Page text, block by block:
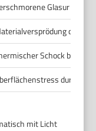
Glasur durch
durch
Schock bis in
durch
mit Licht